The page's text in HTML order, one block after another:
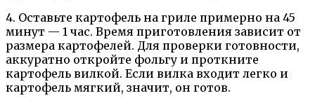
4. Оставьте картофель на гриле примерно на 45
минут — 1 час. Время приготовления зависит от
размера картофелей. Для проверки готовности,
аккуратно откройте фольгу и проткните
картофель вилкой. Если вилка входит легко и
картофель мягкий, значит, он готов.